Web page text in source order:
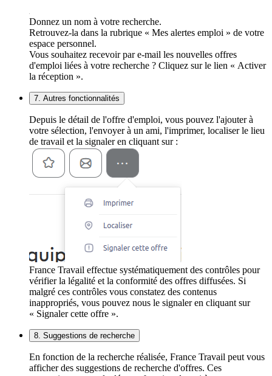
Donnez un nom à votre recherche.
Retrouvez-la dans la rubrique « Mes alertes emploi » de votre
espace personnel.
Vous souhaitez recevoir par e-mail les nouvelles offres
d'emploi liées à votre recherche ? Cliquez sur le lien « Activer
la réception ».
7. Autres fonctionnalités
Depuis le détail de l'offre d'emploi, vous pouvez l'ajouter à
votre sélection, l'envoyer à un ami, l'imprimer, localiser le lieu
de travail et la signaler en cliquant sur :
France Travail effectue systématiquement des contrôles pour
vérifier la légalité et la conformité des offres diffusées. Si
malgré ces contrôles vous constatez des contenus
inappropriés, vous pouvez nous le signaler en cliquant sur
« Signaler cette offre ».
8. Suggestions de recherche
En fonction de la recherche réalisée, France Travail peut vous
afficher des suggestions de recherche d'offres. Ces